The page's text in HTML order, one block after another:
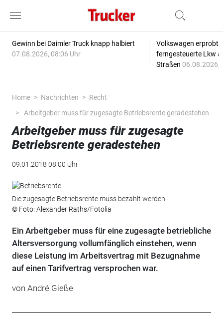
Gewinn bei Daimler Truck knapp halbiert
07.08.2026, 08:06 Uhr
Volkswagen erprobt
ferngesteuerte Lkw
Straßen 06.08.2026,
Home Nachrichten
Recht
Arbeitgeber muss für zugesagte Betriebsrente geradestehen
Arbeitgeber muss für zugesagte
Betriebsrente geradestehen
09.01.2018 08:00 Uhr
Die zugesagte Betriebsrente muss bezahlt werden
© Foto: Alexander Raths/Fotolia
Ein Arbeitgeber muss für eine zugesagte betriebliche
Altersversorgung vollumfänglich einstehen, wenn
diese Leistung im Arbeitsvertrag mit Bezugnahme
auf einen Tarifvertrag versprochen war.
von André Gieße